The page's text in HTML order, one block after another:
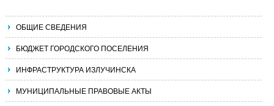
ОБЩИЕ СВЕДЕНИЯ
БЮДЖЕТ ГОРОДСКОГО ПОСЕЛЕНИЯ
ИНФРАСТРУКТУРА ИЗЛУЧИНСКА
МУНИЦИПАЛЬНЫЕ ПРАВОВЫЕ АКТЫ